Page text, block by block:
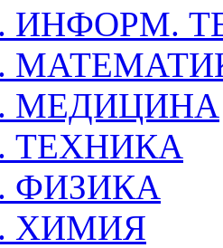
ИНФОРМ.
МЕДИЦИНА
ТЕХНИКА
ФИЗИКА
ХИМИЯ